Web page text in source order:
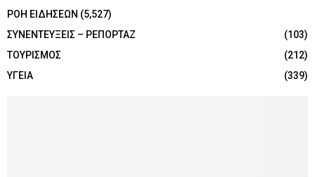
ΡΟΗ ΕΙΔΗΣΕΩΝ (5,527)
ΣΥΝΕΝΤΕΥΞΕΙΣ – ΡΕΠΟΡΤΑΖ
(103)
ΤΟΥΡΙΣΜΟΣ
(212)
ΥΓΕΙΑ
(339)